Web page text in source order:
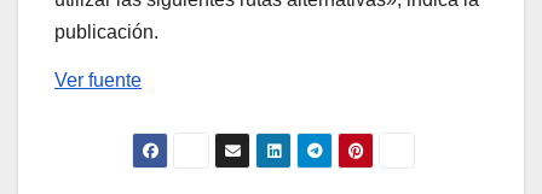
publicación.
Ver fuente